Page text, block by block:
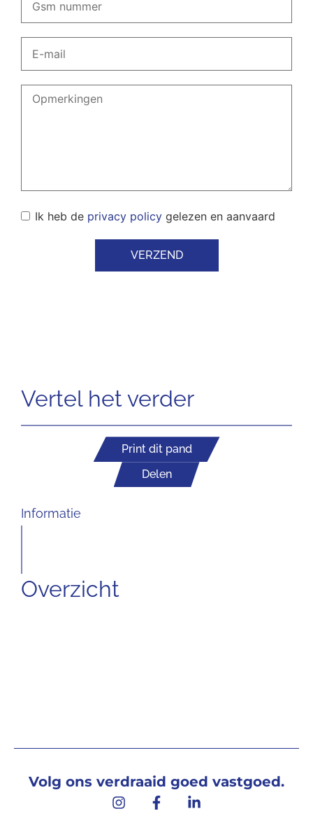
Ik heb de privacy policy gelezen en aanvaard
VERZEND
Vertel het verder
Print dit pand
Delen
Informatie
Overzicht
Volg ons verdraaid goed vastgoed.